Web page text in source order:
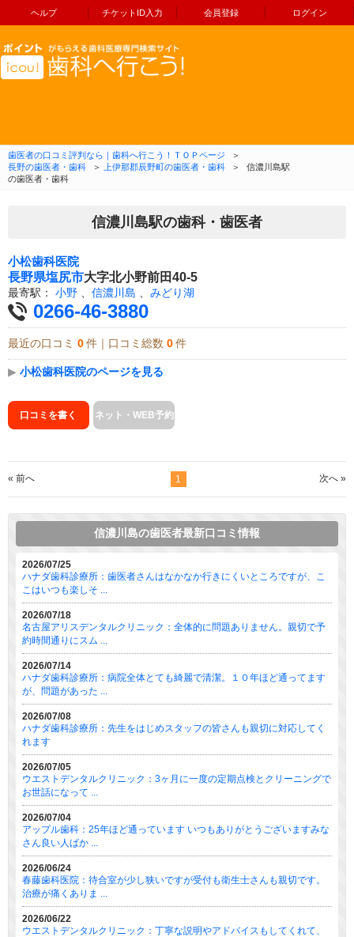
ヘルプ チケットID入力 会員登録 ログイン
コンテンツへ移動
歯医者の口コミ評判なら｜歯科へ行こう！ＴＯＰページ
＞
長野の歯医者・歯科
＞ 上伊那郡辰野町の歯医者・歯科 ＞
信濃川島駅
の歯医者・歯科
信濃川島駅の歯科・歯医者
小松歯科医院
長野県塩尻市大字北小野前田40-5
最寄駅： 小野 信濃川島 みどり湖
0266-46-3880
最近の口コミ 0 件｜口コミ総数 0 件
▶ 小松歯科医院のページを見る
口コミを書く ネット・WEB予約
« 前へ 1 次へ »
信濃川島の歯医者最新口コミ情報
2026/07/25
ハナダ歯科診療所：歯医者さんはなかなか行きにくいところですが、こ
こはいつも楽しそ ...
2026/07/18
名古屋アリスデンタルクリニック：全体的に問題ありません。親切で予
約時間通りにスム ...
2026/07/14
ハナダ歯科診療所：病院全体とても綺麗で清潔。１０年ほど通ってます
が、問題があった ...
2026/07/08
ハナダ歯科診療所：先生をはじめスタッフの皆さんも親切に対応してく
れます
2026/07/05
ウエストデンタルクリニック：3ヶ月に一度の定期点検とクリーニングで
お世話になって ...
2026/07/04
アップル歯科：25年ほど通っています いつもありがとうございますみな
さん良い人ばか ...
2026/06/24
春藤歯科医院：待合室が少し狭いですが受付も衛生士さんも親切です。
治療が痛くありま ...
2026/06/22
ウエストデンタルクリニック：丁寧な説明やアドバイスもしてくれて、